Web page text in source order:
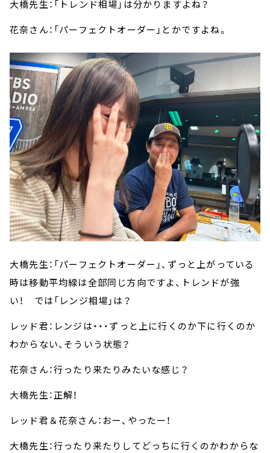
大橋先生：「トレンド相場」は分かりますよね？
花奈さん：「パーフェクトオーダー」とかですよね。
大橋先生：「パーフェクトオーダー」、ずっと上がっている
時は移動平均線は全部同じ方向ですよ、トレンドが強
い！ では「レンジ相場」は？
レッド君：レンジは・・・ずっと上に行くのか下に行くのか
わからない、そういう状態？
花奈さん：行ったり来たりみたいな感じ？
大橋先生：正解！
レッド君＆花奈さん：おー、やったー！
大橋先生：行ったり来たりしてどっちに行くのかわからな